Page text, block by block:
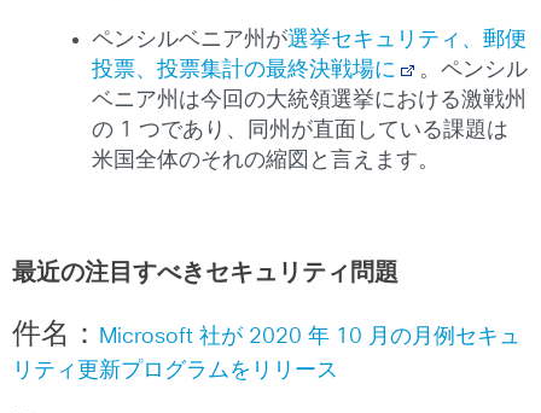
ペンシルベニア州が選挙セキュリティ、郵便
投票、投票集計の最終決戦場に
。ペンシル
ベニア州は今回の大統領選挙における激戦州
の 1 つであり、同州が直面している課題は
米国全体のそれの縮図と言えます。
最近の注目すべきセキュリティ問題
件名：
Microsoft 社が 2020 年 10 月の月例セキュ
リティ更新プログラムをリリース